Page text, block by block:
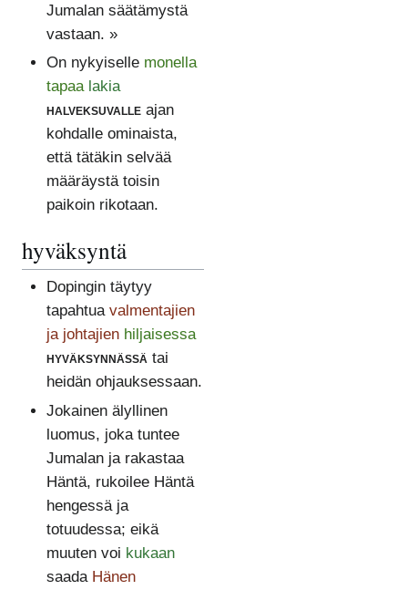
Jumalan säätämystä
vastaan. »
On nykyiselle monella
tapaa lakia
halveksuvalleajan
kohdalle ominaista,
että tätäkin selvää
määräystä toisin
paikoin rikotaan.
hyväksyntä
Dopingin täytyy
tapahtua valmentajien
ja johtajien hiljaisessa
hyväksynnässätai
heidän ohjauksessaan.
Jokainen älyllinen
luomus, joka tuntee
Jumalan ja rakastaa
Häntä, rukoilee Häntä
hengessä ja
totuudessa; eikä
muuten voi kukaan
saada Hänen